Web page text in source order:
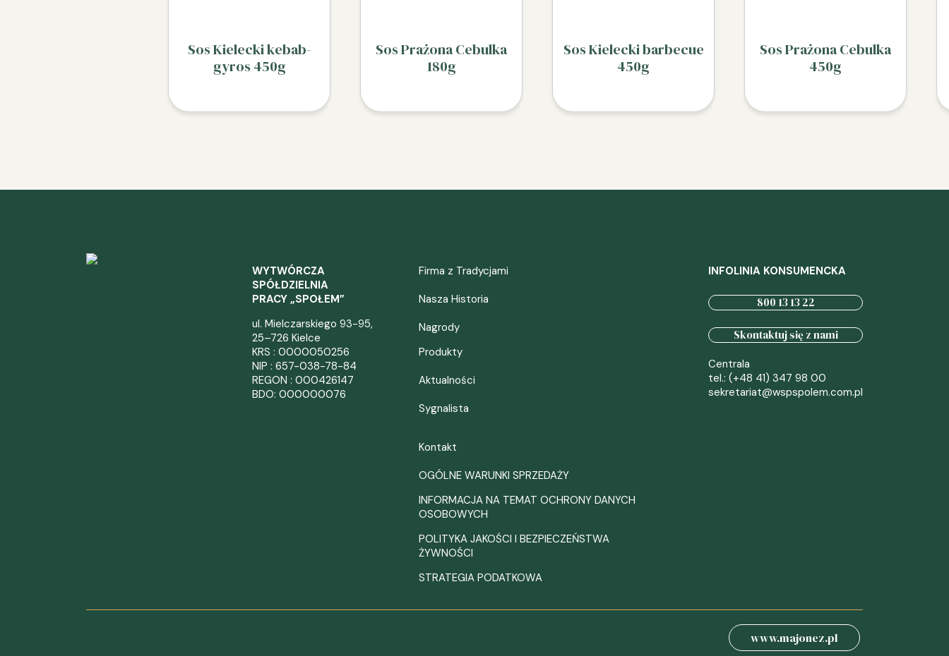
Sos Kielecki kebab-
gyros 450g
Sos Prażona Cebulka
180g
Sos Kielecki barbecue
450g
Sos Prażona Cebulka
450g
WYTWÓRCZA
SPÓŁDZIELNIA
PRACY „SPOŁEM”
ul. Mielczarskiego 93-95,
25–726 Kielce
KRS : 0000050256
NIP : 657-038-78-84
REGON : 000426147
BDO: 000000076
Firma z Tradycjami
Nasza Historia
Nagrody
Produkty
Aktualności
Sygnalista
Kontakt
OGÓLNE WARUNKI SPRZEDAŻY
INFORMACJA NA TEMAT OCHRONY DANYCH
OSOBOWYCH
POLITYKA JAKOŚCI I BEZPIECZEŃSTWA
ŻYWNOŚCI
STRATEGIA PODATKOWA
INFOLINIA KONSUMENCKA
800 13 13 22
Skontaktuj się z nami
Centrala
tel.: (+48 41) 347 98 00
sekretariat@wspspolem.com.pl
www.majonez.pl